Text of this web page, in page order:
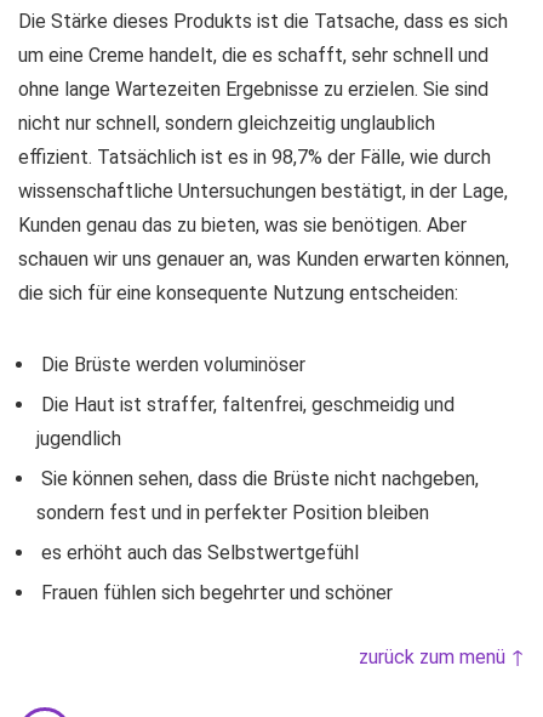
Die Stärke dieses Produkts ist die Tatsache, dass es sich
um eine Creme handelt, die es schafft, sehr schnell und
ohne lange Wartezeiten Ergebnisse zu erzielen. Sie sind
nicht nur schnell, sondern gleichzeitig unglaublich
effizient. Tatsächlich ist es in 98,7% der Fälle, wie durch
wissenschaftliche Untersuchungen bestätigt, in der Lage,
Kunden genau das zu bieten, was sie benötigen. Aber
schauen wir uns genauer an, was Kunden erwarten können,
die sich für eine konsequente Nutzung entscheiden:
Die Brüste werden voluminöser
Die Haut ist straffer, faltenfrei, geschmeidig und
jugendlich
Sie können sehen, dass die Brüste nicht nachgeben,
sondern fest und in perfekter Position bleiben
es erhöht auch das Selbstwertgefühl
Frauen fühlen sich begehrter und schöner
zurück zum menü ↑